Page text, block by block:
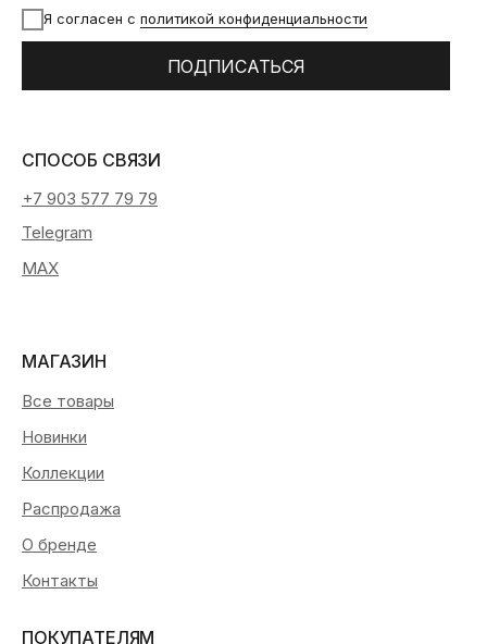
Все товары
Новинки
О бренде
Контакты
Коллекции
Распродажа
Я согласен с политикой конфиденциальности
ПОДПИСАТЬСЯ
+7 903 577 79 79
СПОСОБ СВЯЗИ
ПОКУПАТЕЛЯМ
Telegram
MAX
МАГАЗИН